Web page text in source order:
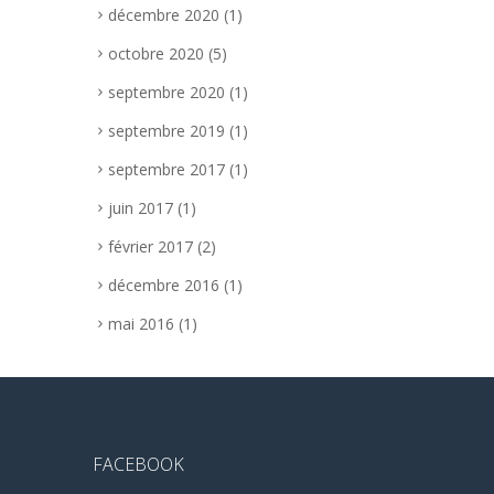
décembre 2020 (1)
octobre 2020 (5)
septembre 2020 (1)
septembre 2019 (1)
septembre 2017(1)
juin 2017(1)
février 2017(2)
décembre 2016 (1)
mai 2016 (1)
FACEBOOK